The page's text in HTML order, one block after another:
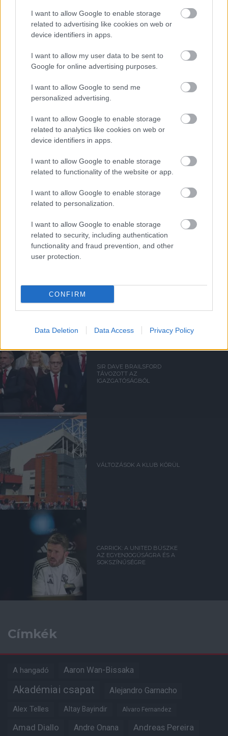
I want to allow Google to enable storage
related to advertising like cookies on web or
device identifiers in apps.
I want to allow my user data to be sent to
Google for online advertising purposes.
I want to allow Google to send me
personalized advertising.
I want to allow Google to enable storage
related to analytics like cookies on web or
device identifiers in apps.
I want to allow Google to enable storage
related to functionality of the website or app.
I want to allow Google to enable storage
related to personalization.
I want to allow Google to enable storage
related to security, including authentication
functionality and fraud prevention, and other
user protection.
CONFIRM
Data Deletion Data Access Privacy Policy
AC MilanvsManchester United2026-08-15 18:00
ELŐZŐ MÉRKŐZÉSEK
Támogatás
a ManUtdFanatics.hu működését!
Kapcsolódó hírek
MANCHESTER UNITED
SIR DAVE BRAILSFORD
TÁVOZOTT AZ
IGAZGATÓSÁGBÓL
VÁLTOZÁSOK A KLUB KÖRÜL
CARRICK: A UNITED BÜSZKE
AZ EGYENJOGÚSÁGRA ÉS A
SOKSZÍNŰSÉGRE
Címkék
A hangadó Aaron Wan-Bissaka
Akadémiai csapat Alejandro Garnacho
Alex Telles Altay Bayindir Alvaro Fernandez
Amad Diallo Andre Onana Andreas Pereira